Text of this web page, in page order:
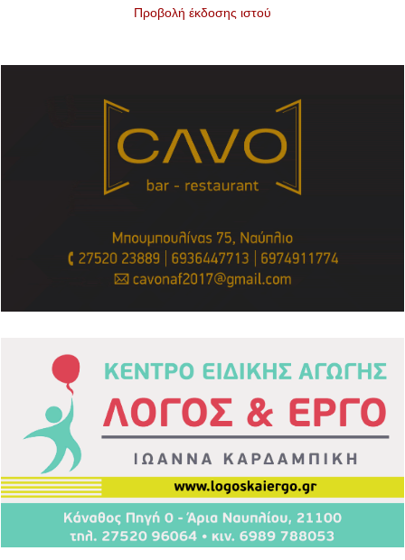
Προβολή έκδοσης ιστού